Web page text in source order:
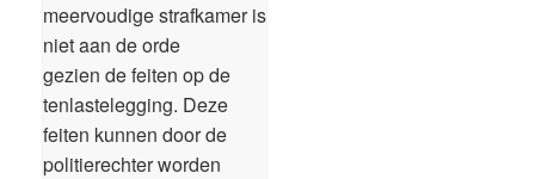
meervoudige strafkamer is
niet aan de orde
gezien de feiten op de
tenlastelegging. Deze
feiten kunnen door de
politierechter worden